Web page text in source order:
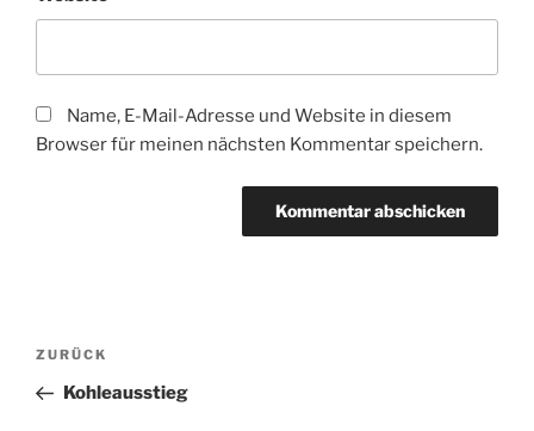
Name, E-Mail-Adresse und Website in diesem
Browser für meinen nächsten Kommentar speichern.
Beitragsnavigation
Vorheriger
Beitrag
ZURÜCK
Kohleausstieg